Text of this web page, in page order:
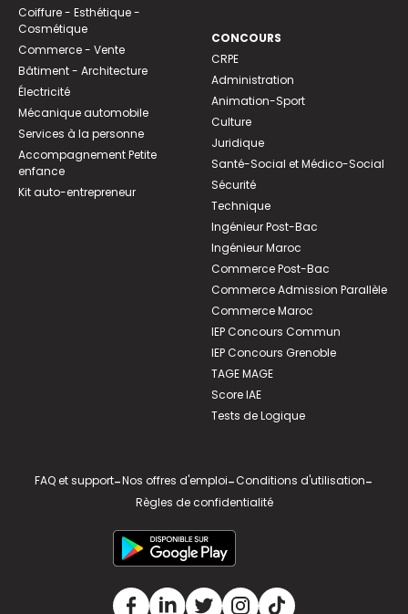
Coiffure - Esthétique -
Cosmétique
Commerce - Vente
Bâtiment - Architecture
Électricité
Mécanique automobile
Services à la personne
Accompagnement Petite
enfance
Kit auto-entrepreneur
CONCOURS
CRPE
Administration
Animation-Sport
Culture
Juridique
Santé-Social et Médico-Social
Sécurité
Technique
Ingénieur Post-Bac
Ingénieur Maroc
Commerce Post-Bac
Commerce Admission Parallèle
Commerce Maroc
IEP Concours Commun
IEP Concours Grenoble
TAGE MAGE
Score IAE
Tests de Logique
FAQ et support-Nos offres d'emploi-Conditions d'utilisation-
Règles de confidentialité